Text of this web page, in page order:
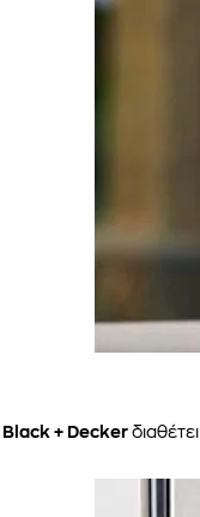
Black + Decker διαθέτει